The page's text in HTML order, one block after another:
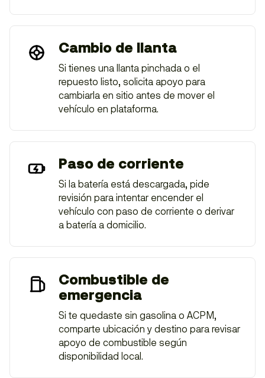
Cambio de llanta
Si tienes una llanta pinchada o el
repuesto listo, solicita apoyo para
cambiarla en sitio antes de mover el
vehículo en plataforma.
Paso de corriente
Si la batería está descargada, pide
revisión para intentar encender el
vehículo con paso de corriente o derivar
a batería a domicilio.
Combustible de
emergencia
Si te quedaste sin gasolina o ACPM,
comparte ubicación y destino para revisar
apoyo de combustible según
disponibilidad local.